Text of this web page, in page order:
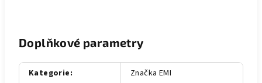
Doplňkové parametry
Kategorie:
Značka EMI